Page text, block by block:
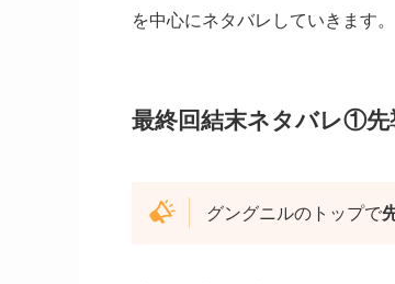
を中心にネタバレしていきます。
最終回結末ネタバレ①先
グングニルのトップで